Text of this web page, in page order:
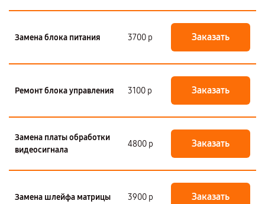
Замена блока питания 3700 р Заказать
Ремонт блока управления 3100 р Заказать
Замена платы обработки
видеосигнала
4800 р Заказать
Замена шлейфа матрицы 3900 р Заказать